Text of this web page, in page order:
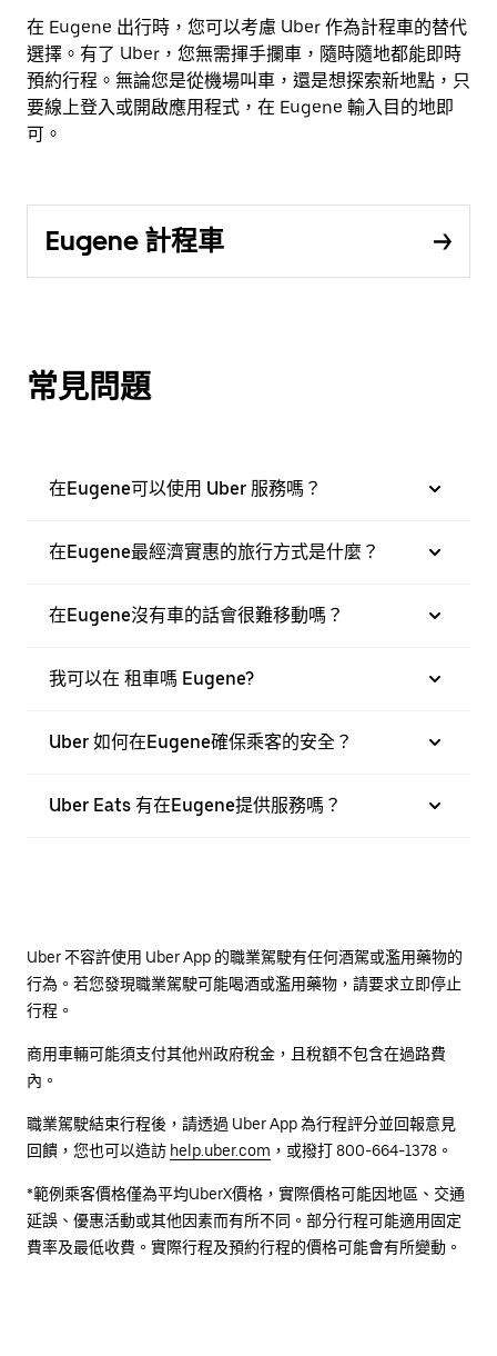
在 Eugene 出行時，您可以考慮 Uber 作為計程車的替代
選擇。有了 Uber，您無需揮手攔車，隨時隨地都能即時
預約行程。無論您是從機場叫車，還是想探索新地點，只
要線上登入或開啟應用程式，在 Eugene 輸入目的地即
可。
Eugene 計程車
常見問題
在Eugene可以使用 Uber 服務嗎？
在Eugene最經濟實惠的旅行方式是什麼？
在Eugene沒有車的話會很難移動嗎？
我可以在 租車嗎 Eugene?
Uber 如何在Eugene確保乘客的安全？
Uber Eats 有在Eugene提供服務嗎？
Uber 不容許使用 Uber App 的職業駕駛有任何酒駕或濫用藥物的
行為。若您發現職業駕駛可能喝酒或濫用藥物，請要求立即停止
行程。
商用車輛可能須支付其他州政府稅金，且稅額不包含在過路費
內。
職業駕駛結束行程後，請透過 Uber App 為行程評分並回報意見
回饋，您也可以造訪 help.uber.com ，或撥打 800-664-1378。
*範例乘客價格僅為平均UberX價格，實際價格可能因地區、交通
延誤、優惠活動或其他因素而有所不同。部分行程可能適用固定
費率及最低收費。實際行程及預約行程的價格可能會有所變動。